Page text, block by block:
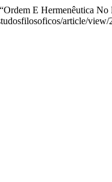
E Hermenêutica No
article/view/